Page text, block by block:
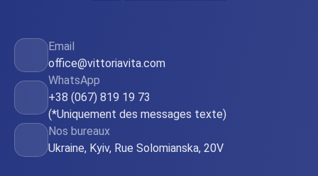
Email
office@vittoriavita.com
WhatsApp
+38 (067) 819 19 73
(*Uniquement des messages texte)
Nos bureaux
Ukraine, Kyiv, Rue Solomianska, 20V